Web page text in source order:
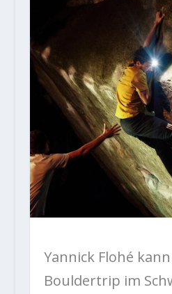
Yannick Flohé
Bouldertrip im